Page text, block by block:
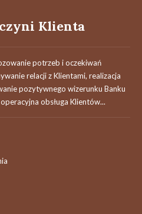
Klienta
potrzeb i oczekiwań
relacji z Klientami, realizacja
pozytywnego wizerunku Banku
obsługa Klientów...